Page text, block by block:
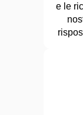
e le